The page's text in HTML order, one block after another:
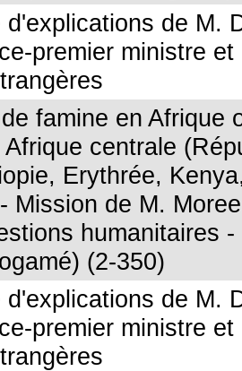
d'explications de M.
premier ministre
famine en Afrique
centrale
Erythrée,
Mission de M.
humanitaires
(2-350)
d'explications de M.
premier ministre